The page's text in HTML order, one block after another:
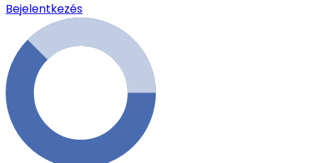
Bejelentkezés